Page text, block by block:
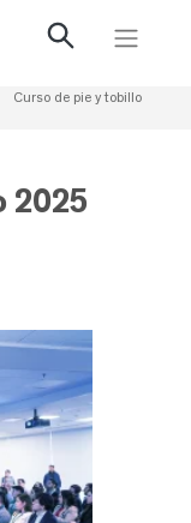
Curso de pie y tobillo
2025